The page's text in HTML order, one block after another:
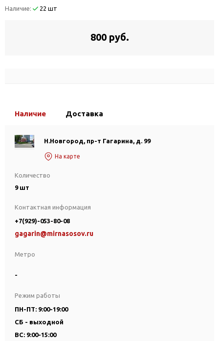
Наличие: 22 шт
800 руб.
Наличие Доставка
Н.Новгород, пр-т Гагарина, д. 99
На карте
Количество
9 шт
Метро
-
Контактная информация
+7(929)-053-80-08
gagarin@mirnasosov.ru
Режим работы
ПН-ПТ: 9:00-19:00
СБ - выходной
ВС: 9:00-15:00